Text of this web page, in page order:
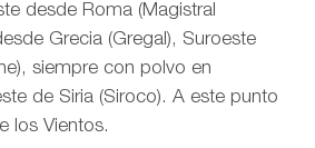
desde Roma (Magistral
Grecia (Gregal), Suroeste
siempre con polvo en
de Siria (Siroco). A este punto
los Vientos.